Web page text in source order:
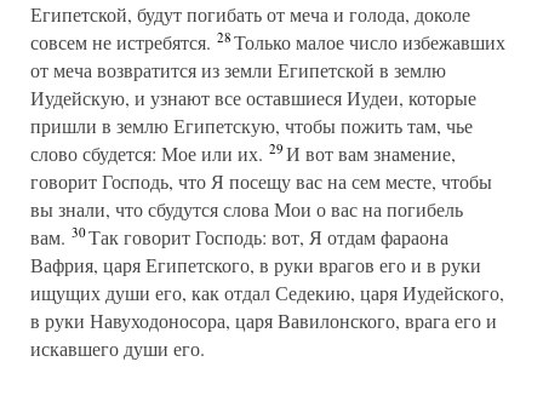
Египетской, будут погибать от меча и голода, доколе
совсем не истребятся. 28Только малое число избежавших
от меча возвратится из земли Египетской в землю
Иудейскую, и узнают все оставшиеся Иудеи, которые
пришли в землю Египетскую, чтобы пожить там, чье
слово сбудется: Мое или их. 29И вот вам знамение,
говорит Господь, что Я посещу вас на сем месте, чтобы
вы знали, что сбудутся слова Мои о вас на погибель
вам. 30Так говорит Господь: вот, Я отдам фараона
Вафрия, царя Египетского, в руки врагов его и в руки
ищущих души его, как отдал Седекию, царя Иудейского,
в руки Навуходоносора, царя Вавилонского, врага его и
искавшего души его.